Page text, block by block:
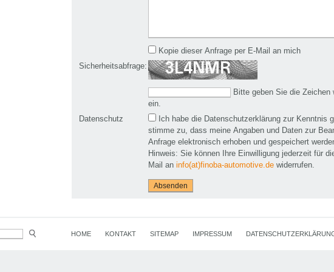
Kopie dieser Anfrage per E-Mail an mich
Sicherheitsabfrage:
Bitte geben Sie die Zeichen
ein.
Datenschutz
Ich habe die Datenschutzerklärung zur Kenntnis
stimme zu, dass meine Angaben und Daten zur
Anfrage elektronisch erhoben und gespeichert
Hinweis: Sie können Ihre Einwilligung jederzeit für
Mail an info(at)finoba-automotive.de widerrufen.
HOME KONTAKT SITEMAP IMPRESSUM